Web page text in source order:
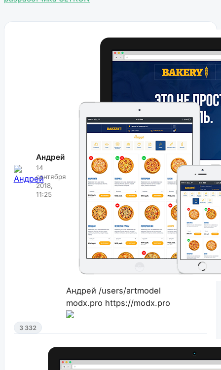
Андрей
14
сентября
2018,
11:25
Андрей /users/artmodel
modx.pro https://modx.pro
3 332